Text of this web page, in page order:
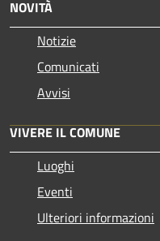
NOVITÀ
Notizie
Comunicati
Avvisi
VIVERE IL COMUNE
Luoghi
Eventi
Ulteriori informazioni